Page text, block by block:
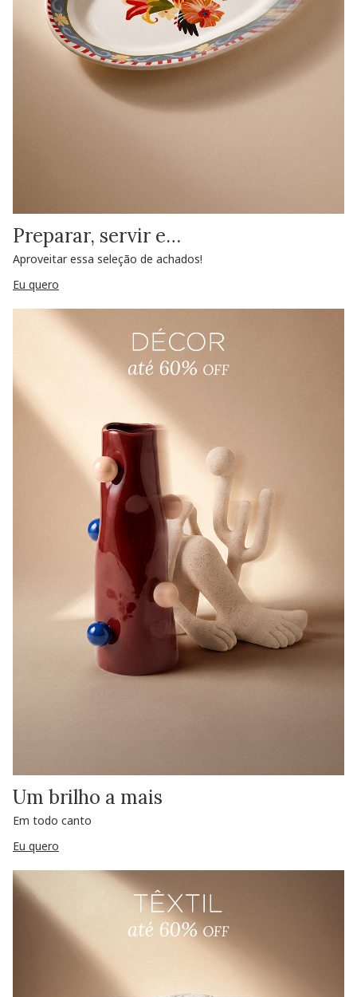
Preparar, servir e…
Aproveitar essa seleção de achados!
Eu quero
Um brilho a mais
Em todo canto
Eu quero